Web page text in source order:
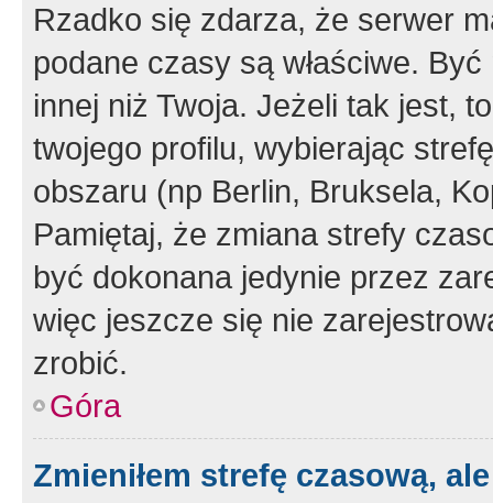
Rzadko się zdarza, że serwer
podane czasy są właściwe.
innej niż Twoja. Jeżeli tak jest,
twojego profilu, wybierając
obszaru (np Berlin, Bruksela,
Pamiętaj, że zmiana strefy
być dokonana jedynie przez
więc jeszcze się nie
zrobić.
Góra
Zmieniłem strefę czasową,